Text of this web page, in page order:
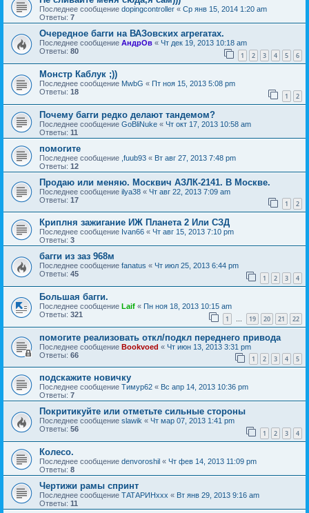
Последнее сообщение dopingcontroller « Ср янв 15, 2014 1:20 am
Ответы: 7
Очередное багги на ВАЗовских агрегатах.
Последнее сообщение АндрОв « Чт дек 19, 2013 10:18 am
Ответы: 80 1 2 3 4 5 6
Монстр Каблук ;))
Последнее сообщение MwbG « Пт ноя 15, 2013 5:08 pm
Ответы: 18 1 2
Почему багги редко делают тандемом?
Последнее сообщение GoBliNuke « Чт окт 17, 2013 10:58 am
Ответы: 11
помогите
Последнее сообщение ,fuub93 « Вт авг 27, 2013 7:48 pm
Ответы: 12
Продаю или меняю. Москвич АЗЛК-2141. В Москве.
Последнее сообщение ilya38 « Чт авг 22, 2013 7:09 am
Ответы: 17 1 2
Криплня зажигание ИЖ Планета 2 Или СЗД
Последнее сообщение Ivan66 « Чт авг 15, 2013 7:10 pm
Ответы: 3
багги из заз 968м
Последнее сообщение fanatus « Чт июл 25, 2013 6:44 pm
Ответы: 45 1 2 3 4
Большая багги.
Последнее сообщение Laif « Пн ноя 18, 2013 10:15 am
Ответы: 321 1 … 19 20 21 22
помогите реализовать откл/подкл переднего привода
Последнее сообщение Bookvoed « Чт июн 13, 2013 3:31 pm
Ответы: 66 1 2 3 4 5
подскажите новичку
Последнее сообщение Тимур62 « Вс апр 14, 2013 10:36 pm
Ответы: 7
Покритикуйте или отметьте сильные стороны
Последнее сообщение slawik « Чт мар 07, 2013 1:41 pm
Ответы: 56 1 2 3 4
Колесо.
Последнее сообщение denvoroshil « Чт фев 14, 2013 11:09 pm
Ответы: 8
Чертижи рамы спринт
Последнее сообщение ТАТАРИНххх « Вт янв 29, 2013 9:16 am
Ответы: 11